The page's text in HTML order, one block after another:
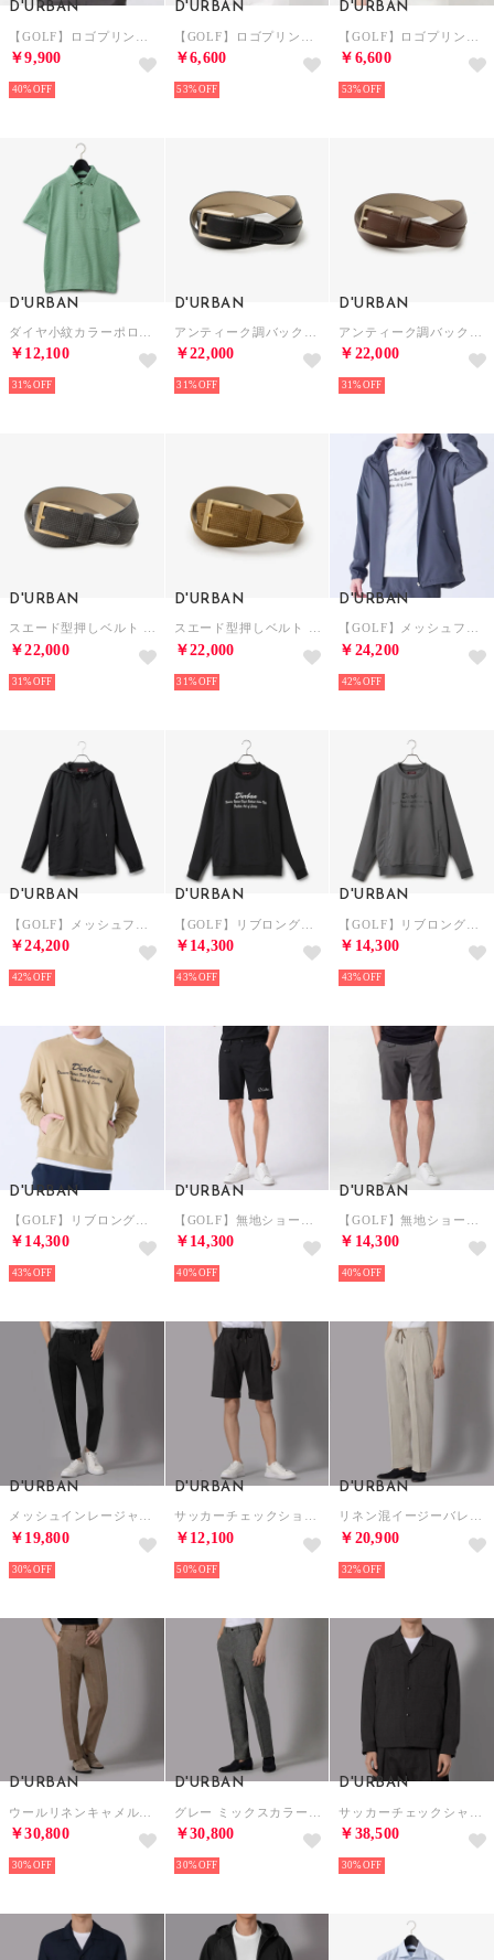
D'URBAN
￥9,900
40%
D'URBAN
￥6,600
53%
D'URBAN
￥6,600
53%
D'URBAN
￥12,100
31%
D'URBAN
￥22,000
31%
D'URBAN
￥22,000
31%
D'URBAN
スエード型押しベルト （グレー）
￥22,000
31%
D'URBAN
スエード型押しベルト (ブラウン)
￥22,000
31%
D'URBAN
【GOLF】メッシュフルジップパーカ （チャコール）
￥24,200
42%
D'URBAN
￥24,200
42%
D'URBAN
￥14,300
43%
D'URBAN
￥14,300
43%
D'URBAN
￥14,300
43%
D'URBAN
￥14,300
40%
D'URBAN
￥14,300
40%
D'URBAN
￥19,800
30%
D'URBAN
￥12,100
50%
D'URBAN
￥20,900
32%
D'URBAN
￥30,800
30%
D'URBAN
￥30,800
30%
D'URBAN
￥38,500
30%